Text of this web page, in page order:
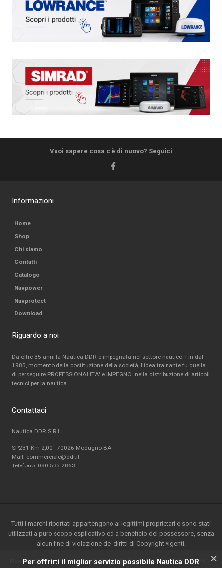
Per offrirti il miglior servizio possibile Nautica DDR ×
Vuoi sapere cosa c'è di nuovo? Seguici
Informazioni
Home
Shop
Chi siamo
Contatti
Catalogo
Navpower
Navprotect
Download
Riguardo a noi
Da oltre 35 anni la Nautica DDR è impegnata nel settore nautico. Fin dal
1985, momento della costituzione della società, l'idea trainante fu quella
di perseguire PROFESSIONALITA' e IMPEGNO nella distribuzione di articoli
tecnici per la nautica.
Contattaci
Nautica DDR S.R.L.
SP231 Km 2,00 - 70026 Modugno BA
Mail: commerciale@ddr.it
Telefono: 080 535 2863
Tutti i marchi riportati appartengono ai legittimi proprietari e sono stati
utilizzati a puro scopo esplicativo ed a beneficio del possessore, senza
alcun fine di violazione dei diritti di Copyright vigenti.
Nautica DDR srl - S.P. 231 km.2-70026 Modugno(BA) - Italy-P.ta IVA / C.F.